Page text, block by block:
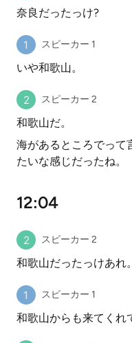
奈良だったっけ?
スピーカー 1
いや和歌山。
スピーカー 2
和歌山だ。
海があるところでって
たいな感じだったね。
12:04
スピーカー 2
和歌山だったっけあれ。
スピーカー 1
和歌山からも来てくれ